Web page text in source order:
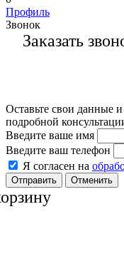
Профиль
Звонок
Заказать
Оставьте свои данные
подробной
Введите ваше имя
Введите ваш телефон
Я согласен на
Отменить